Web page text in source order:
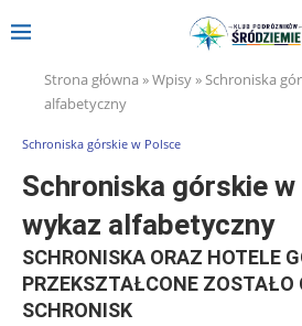
Strona główna »Wpisy»Schroniska
alfabetyczny
Schroniska górskie w Polsce
Schroniska górskie
wykaz alfabetyczny
SCHRONISKA ORAZ HOTELE
PRZEKSZTAŁCONE ZOSTAŁO
SCHRONISK